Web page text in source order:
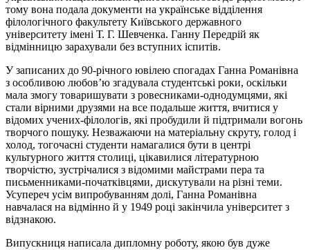
тому вона подала документи на українське відділення
філологічного факультету Київського державного
університету імені Т. Г. Шевченка. Ганну Передрій як
відмінницю зарахували без вступних іспитів.
У записаних до 90-річного ювілею спогадах Ганна Романівна
з особливою любов’ю згадувала студентські роки, оскільки
мала змогу товаришувати з ровесниками-однодумцями, які
стали вірними друзями на все подальше життя, вчитися у
відомих учених-філологів, які пробудили й підтримали вогонь
творчого пошуку. Незважаючи на матеріальну скруту, голод і
холод, тогочасні студенти намагалися бути в центрі
культурного життя столиці, цікавилися літературною
творчістю, зустрічалися з відомими майстрами пера та
письменниками-початківцями, дискутували на різні теми.
Усупереч усім випробуванням долі, Ганна Романівна
навчалася на відмінно й у 1949 році закінчила університет з
відзнакою.
Випускниця написала дипломну роботу, якою був дуже